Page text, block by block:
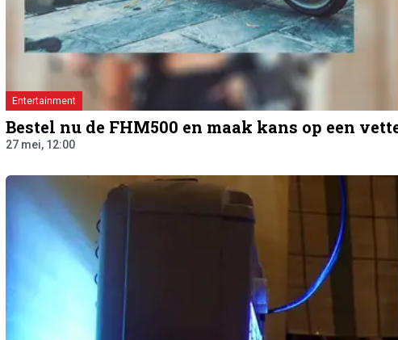
Entertainment
Bestel nu de FHM500 en maak kans op een
27 mei, 12:00